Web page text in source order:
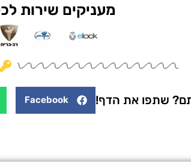
מעניקים שירות
Facebook שתפו את הדף!